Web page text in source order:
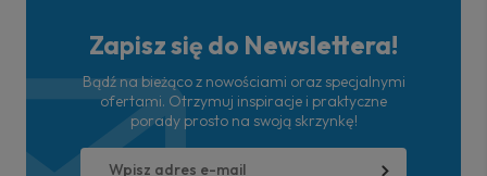
Zapisz się do Newslettera!
Bądź na bieżąco z nowościami oraz specjalnymi
ofertami. Otrzymuj inspiracje i praktyczne
porady prosto na swoją skrzynkę!